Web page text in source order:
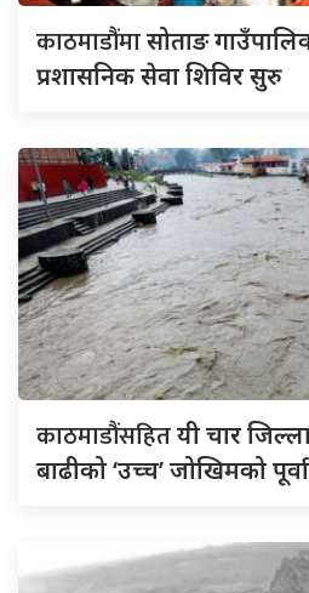
काठमाडौंमासोताङ
प्रशासनिक सेवा शिविर सुरु
काठमाडौंसहितयी चार
बाढीको ‘उच्च’ जोखिमको